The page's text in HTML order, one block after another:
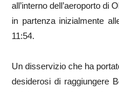
all’interno dell’aeroporto di
in partenza inizialmente
11:54.
Un disservizio che ha
desiderosi di raggiungere